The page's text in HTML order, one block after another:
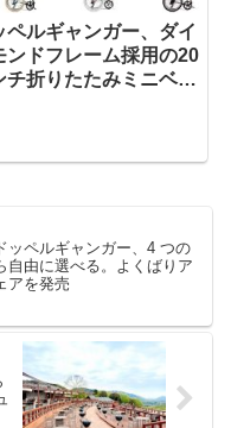
ペルギャンガー、ダイ
ンドフレーム採用の20
チ折りたたみミニベロ
ッペルギャンガー、4 つの
自由に選べる。よくばりア
アを発売